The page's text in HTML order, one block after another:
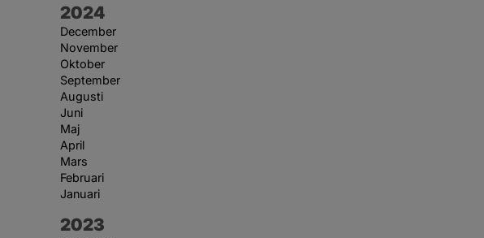
År:
2024
December
November
Oktober
September
Augusti
Juni
Maj
April
Mars
Februari
Januari
År:
2023